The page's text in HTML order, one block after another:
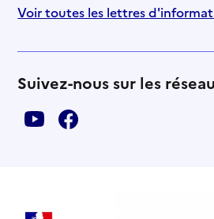
Voir toutes les lettres
Suivez-nous sur les